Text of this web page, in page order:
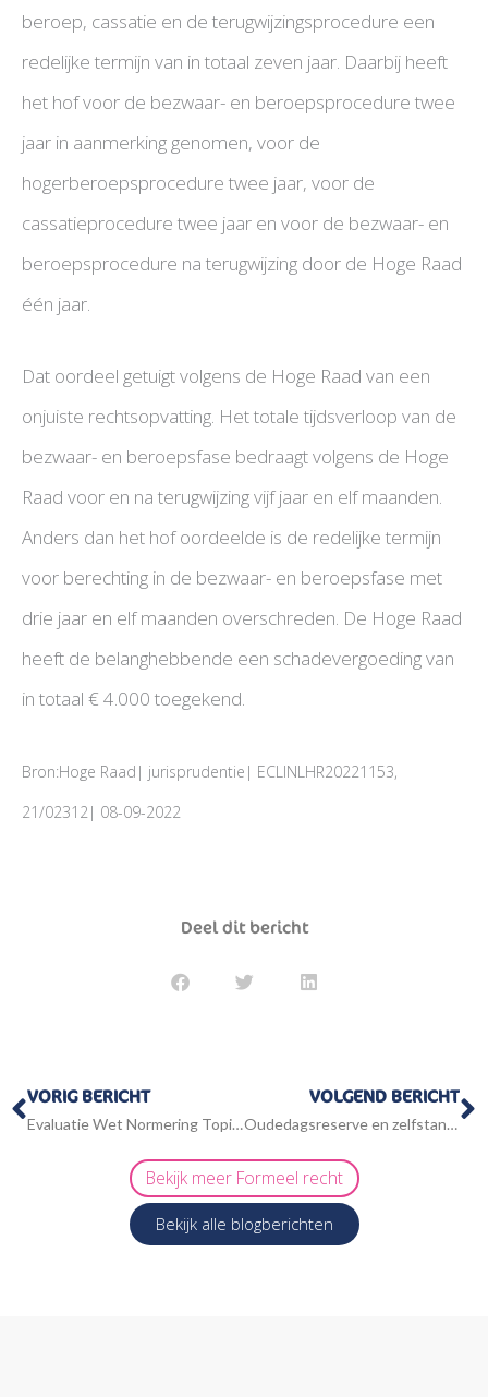
beroep, cassatie en de terugwijzingsprocedure een
redelijke termijn van in totaal zeven jaar. Daarbij heeft
het hof voor de bezwaar- en beroepsprocedure twee
jaar in aanmerking genomen, voor de
hogerberoepsprocedure twee jaar, voor de
cassatieprocedure twee jaar en voor de bezwaar- en
beroepsprocedure na terugwijzing door de Hoge Raad
één jaar.
Dat oordeel getuigt volgens de Hoge Raad van een
onjuiste rechtsopvatting. Het totale tijdsverloop van de
bezwaar- en beroepsfase bedraagt volgens de Hoge
Raad voor en na terugwijzing vijf jaar en elf maanden.
Anders dan het hof oordeelde is de redelijke termijn
voor berechting in de bezwaar- en beroepsfase met
drie jaar en elf maanden overschreden. De Hoge Raad
heeft de belanghebbende een schadevergoeding van
in totaal € 4.000 toegekend.
Bron:Hoge Raad| jurisprudentie| ECLINLHR20221153,
21/02312| 08-09-2022
Deel dit bericht
Vorige
VORIG BERICHT
Evaluatie Wet Normering Topinkomens aanleiding voor aanpassing van de wet
VOLGEND BERICHT
Oudedagsreserve en zelfstandigenaftrek
Bekijk meer Formeel recht
Bekijk alle blogberichten